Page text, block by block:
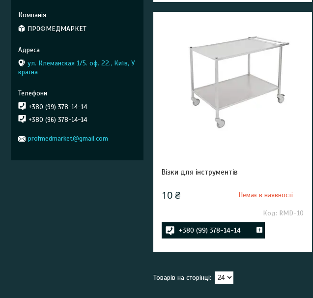
Візки для інструментів
10 ₴ Немає в наявності
RMD-10
+380 (99) 378-14-14
ПРОФМЕДМАРКЕТ
ул. Клеманская 1/5. оф. 22., Київ, У
країна
+380 (99) 378-14-14
+380 (96) 378-14-14
profmedmarket@gmail.com